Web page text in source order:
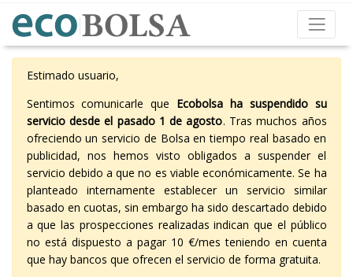
Estimado usuario,
Sentimos comunicarle que Ecobolsa ha suspendido su
servicio desde el pasado 1 de agosto. Tras muchos años
ofreciendo un servicio de Bolsa en tiempo real basado en
publicidad, nos hemos visto obligados a suspender el
servicio debido a que no es viable económicamente. Se ha
planteado internamente establecer un servicio similar
basado en cuotas, sin embargo ha sido descartado debido
a que las prospecciones realizadas indican que el público
no está dispuesto a pagar 10 €/mes teniendo en cuenta
que hay bancos que ofrecen el servicio de forma gratuita.